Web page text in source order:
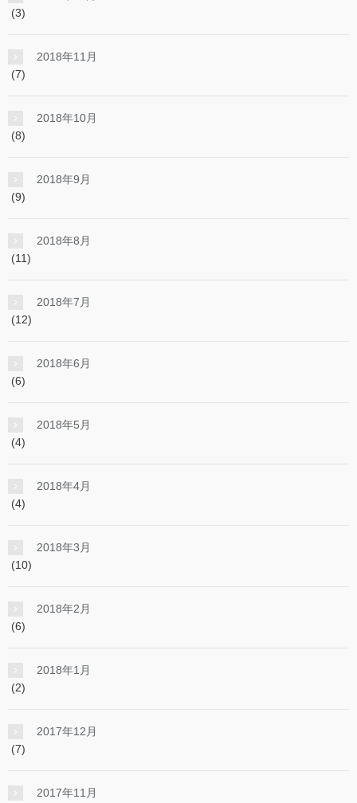
(3)
2018年11月
(7)
2018年10月
(8)
2018年9月
(9)
2018年8月
(11)
2018年7月
(12)
2018年6月
(6)
2018年5月
(4)
2018年4月
(4)
2018年3月
(10)
2018年2月
(6)
2018年1月
(2)
2017年12月
(7)
2017年11月